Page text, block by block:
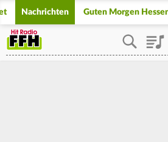
Nachrichten Guten Morgen